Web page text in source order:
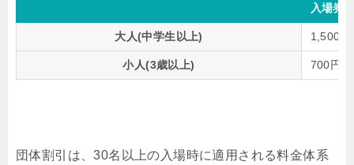
入場券
大人(中学生以上) 1,500円
小人(3歳以上) 700円
団体割引は、30名以上の入場時に適用される料金体系